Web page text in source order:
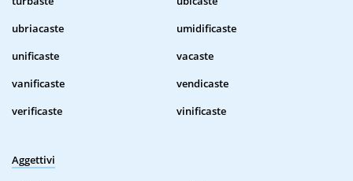
ubriacaste
umidificaste
unificaste
vacaste
vanificaste
vendicaste
verificaste
vinificaste
Aggettivi